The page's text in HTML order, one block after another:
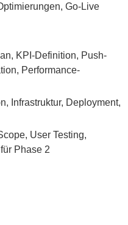
Go-Live
KPI-Definition, Push-
Performance-
Infrastruktur, Deployment,
User Testing,
Phase 2